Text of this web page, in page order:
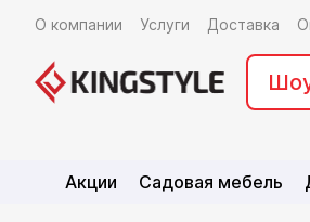
О компании Услуги Доставка
Акции Садовая мебель